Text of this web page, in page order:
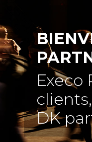
Execo
DK